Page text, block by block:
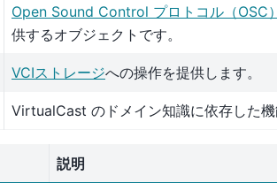
Open Sound Control プロトコル（OSC）
供するオブジェクトです。
VCIストレージへの操作を提供します。
VirtualCast のドメイン知識に依存した機
説明